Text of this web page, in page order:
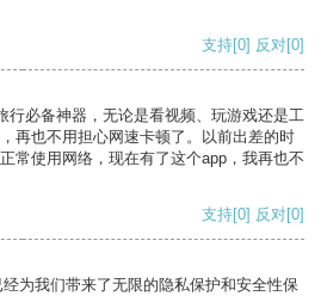
支持[0] 反对[0]
行必备神器，无论是看视频、玩游戏还是工
再也不用担心网速卡顿了。以前出差的时
常使用网络，现在有了这个app，我再也不
支持[0] 反对[0]
为我们带来了无限的隐私保护和安全性保